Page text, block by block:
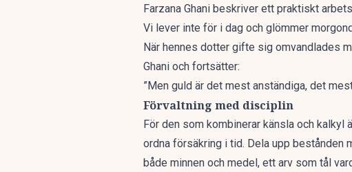
Farzana Ghani beskriver ett praktiskt
Vi lever inte för i dag och glömmer
När hennes dotter gifte sig omvandlades
Ghani och fortsätter:
”Men guld är det mest anständiga, det
Förvaltning med disciplin
För den som kombinerar känsla och
ordna försäkring i tid. Dela upp
både minnen och medel, ett arv som tål